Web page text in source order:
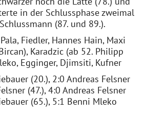
in der Schlussphase zweimal
(87. und 89.).
Fiedler, Hannes Hain, Maxi
Karadzic (ab 52. Philipp
Egginger, Djimsiti, Kufner
(20.), 2:0 Andreas Felsner
(47.), 4:0 Andreas Felsner
(65.), 5:1 Benni Mleko